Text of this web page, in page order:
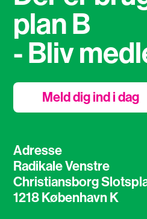
Adresse
Radikale Venstre
Christiansborg
1218 København K
plan B
- Bliv
Meld dig ind i dag